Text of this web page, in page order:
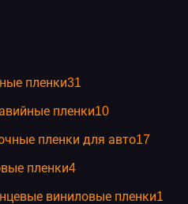
пленки31
пленки10
пленки для авто17
пленки4
виниловые пленки1